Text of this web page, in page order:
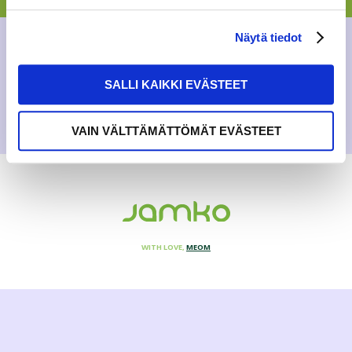
Näytä tiedot
SALLI KAIKKI EVÄSTEET
VAIN VÄLTTÄMÄTTÖMÄT EVÄSTEET
GENERAL,NEWS
WITH LOVE, MEOM